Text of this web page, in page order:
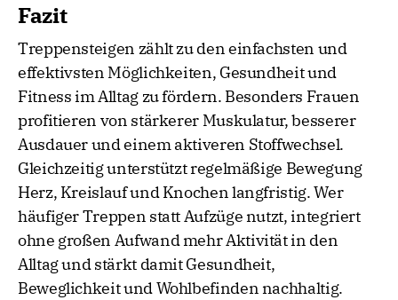
Fazit
Treppensteigen zählt zu den einfachsten und
effektivsten Möglichkeiten, Gesundheit und
Fitness im Alltag zu fördern. Besonders Frauen
profitieren von stärkerer Muskulatur, besserer
Ausdauer und einem aktiveren Stoffwechsel.
Gleichzeitig unterstützt regelmäßige Bewegung
Herz, Kreislauf und Knochen langfristig. Wer
häufiger Treppen statt Aufzüge nutzt, integriert
ohne großen Aufwand mehr Aktivität in den
Alltag und stärkt damit Gesundheit,
Beweglichkeit und Wohlbefinden nachhaltig.